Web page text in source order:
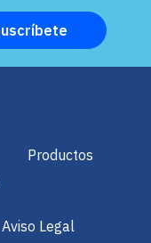
Productos
Aviso Legal